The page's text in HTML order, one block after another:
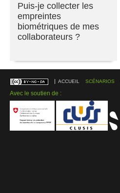
Puis-je collecter les
empreintes
biométriques de mes
collaborateurs ?
ACCUEIL SCÉNARIOS
Avec le soutien de :